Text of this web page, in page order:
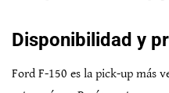
Disponibilidad y
Ford F-150 es la pick-up más